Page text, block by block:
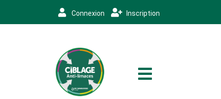
Connexion Inscription